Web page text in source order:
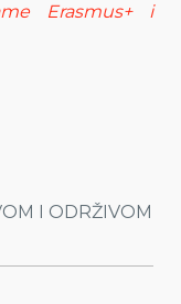
Erasmus+ i
I ODRŽIVOM